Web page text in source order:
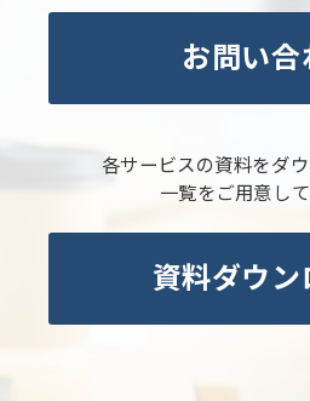
お問い合
各サービスの資料をダ
一覧をご用意して
資料ダウン